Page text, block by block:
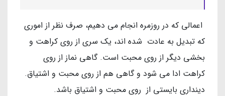
اعمالی که در روزمره انجام می دهیم، صرف نظر از اموری
که تبدیل به عادت شده اند، یک سری از روی کراهت و
بخشی دیگر از روی محبت است. گاهی نماز از روی
کراهت ادا می شود و گاهی هم از روی محبت و اشتیاق.
دینداری بایستی از روی محبت و اشتیاق باشد.